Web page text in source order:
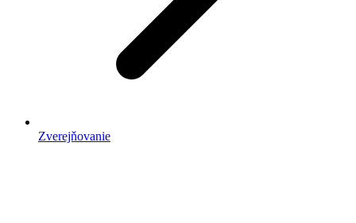
Zverejňovanie